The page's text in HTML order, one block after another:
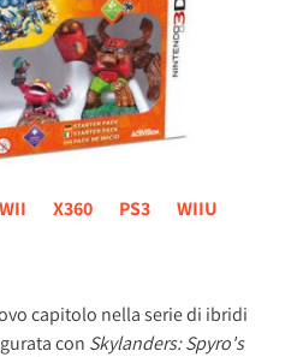
WII X360 PS3
WIIU
capitolo nella serie di ibridi
con Skylanders: Spyro's